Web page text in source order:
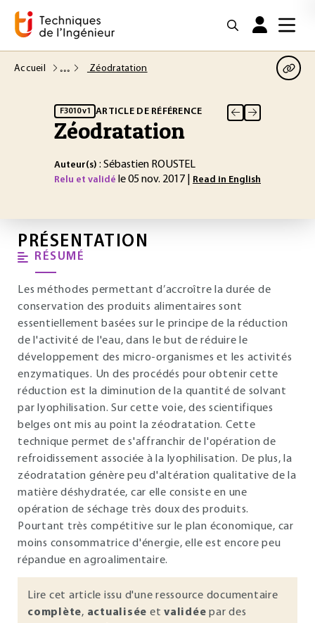
Accueil Zéodratation
F3010 v1 ARTICLE DE RÉFÉRENCE
Zéodratation
Auteur(s) : Sébastien ROUSTEL
Relu et validé le 05 nov. 2017 | Read in English
PRÉSENTATION
RÉSUMÉ
Les méthodes permettant d’accroître la durée de
conservation des produits alimentaires sont
essentiellement basées sur le principe de la réduction
de l'activité de l'eau, dans le but de réduire le
développement des micro-organismes et les activités
enzymatiques. Un des procédés pour obtenir cette
réduction est la diminution de la quantité de solvant
par lyophilisation. Sur cette voie, des scientifiques
belges ont mis au point la zéodratation. Cette
technique permet de s'affranchir de l'opération de
refroidissement associée à la lyophilisation. De plus, la
zéodratation génère peu d'altération qualitative de la
matière déshydratée, car elle consiste en une
opération de séchage très doux des produits.
Pourtant très compétitive sur le plan économique, car
moins consommatrice d'énergie, elle est encore peu
répandue en agroalimentaire.
Lire cet article issu d'une ressource documentaire
complète, actualisée et validée par des